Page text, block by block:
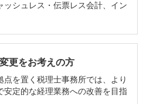
ッシュレス・伝票レス会計、イン
更をお考えの方
点を置く税理士事務所では、より
安定的な経理業務への改善を目指